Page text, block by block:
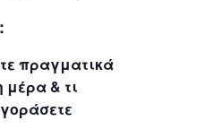
πραγματικά
& τι